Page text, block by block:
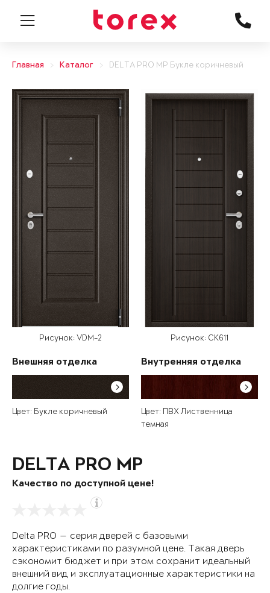
Главная Каталог DELTA PRO MP Букле коричневый
Рисунок: VDM-2
Внешняя отделка
Цвет: Букле коричневый
Рисунок: СК611
Внутренняя отделка
Цвет: ПВХ Лиственница
темная
DELTA PRO MP
Качество по доступной цене!
Delta PRO — серия дверей с базовыми
характеристиками по разумной цене. Такая дверь
сэкономит бюджет и при этом сохранит идеальный
внешний вид и эксплуатационные характеристики на
долгие годы.